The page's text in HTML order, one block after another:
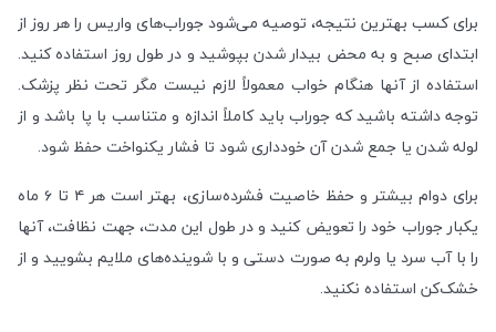
برای کسب بهترین نتیجه، توصیه می‌شود جوراب‌های واریس را هر روز از
ابتدای صبح و به محض بیدار شدن بپوشید و در طول روز استفاده کنید.
استفاده از آنها هنگام خواب معمولاً لازم نیست مگر تحت نظر پزشک.
توجه داشته باشید که جوراب باید کاملاً اندازه و متناسب با پا باشد و از
لوله شدن یا جمع شدن آن خودداری شود تا فشار یکنواخت حفظ شود.
برای دوام بیشتر و حفظ خاصیت فشرده‌سازی، بهتر است هر ۴ تا ۶ ماه
یکبار جوراب خود را تعویض کنید و در طول این مدت، جهت نظافت، آنها
را با آب سرد یا ولرم به صورت دستی و با شوینده‌های ملایم بشویید و از
خشک‌کن استفاده نکنید.